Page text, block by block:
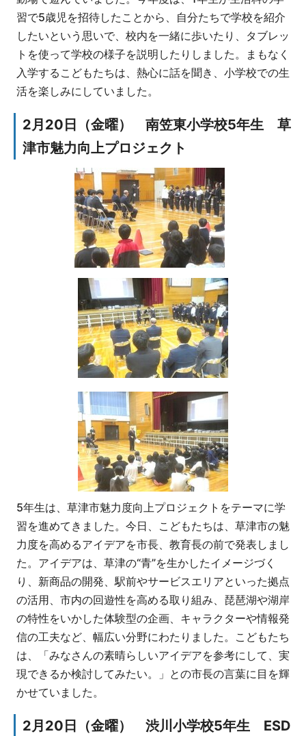
習で5歳児を招待したことから、自分たちで学校を紹介
したいという思いで、校内を一緒に歩いたり、タブレッ
トを使って学校の様子を説明したりしました。まもなく
入学するこどもたちは、熱心に話を聞き、小学校での生
活を楽しみにしていました。
2月20日（金曜） 南笠東小学校5年生 草
津市魅力向上プロジェクト
5年生は、草津市魅力度向上プロジェクトをテーマに学
習を進めてきました。今日、こどもたちは、草津市の魅
力度を高めるアイデアを市長、教育長の前で発表しまし
た。アイデアは、草津の“青”を生かしたイメージづく
り、新商品の開発、駅前やサービスエリアといった拠点
の活用、市内の回遊性を高める取り組み、琵琶湖や湖岸
の特性をいかした体験型の企画、キャラクターや情報発
信の工夫など、幅広い分野にわたりました。こどもたち
は、「みなさんの素晴らしいアイデアを参考にして、実
現できるか検討してみたい。」との市長の言葉に目を輝
かせていました。
2月20日（金曜） 渋川小学校5年生 ESD